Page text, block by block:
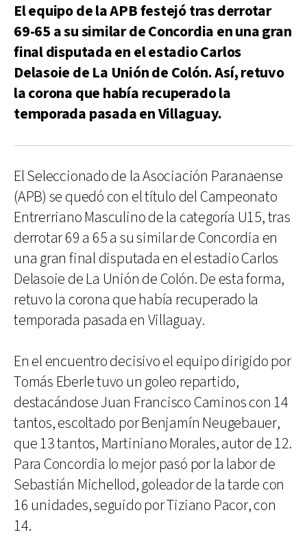
El equipo de la APB festejó tras derrotar
69-65 a su similar de Concordia en una gran
final disputada en el estadio Carlos
Delasoie de La Unión de Colón. Así, retuvo
la corona que había recuperado la
temporada pasada en Villaguay.
El Seleccionado de la Asociación Paranaense
(APB) se quedó con el título del Campeonato
Entrerriano Masculino de la categoría U15, tras
derrotar 69 a 65 a su similar de Concordia en
una gran final disputada en el estadio Carlos
Delasoie de La Unión de Colón. De esta forma,
retuvo la corona que había recuperado la
temporada pasada en Villaguay.
En el encuentro decisivo el equipo dirigido por
Tomás Eberle tuvo un goleo repartido,
destacándose Juan Francisco Caminos con 14
tantos, escoltado por Benjamín Neugebauer,
que 13 tantos, Martiniano Morales, autor de 12.
Para Concordia lo mejor pasó por la labor de
Sebastián Michellod, goleador de la tarde con
16 unidades, seguido por Tiziano Pacor, con
14.